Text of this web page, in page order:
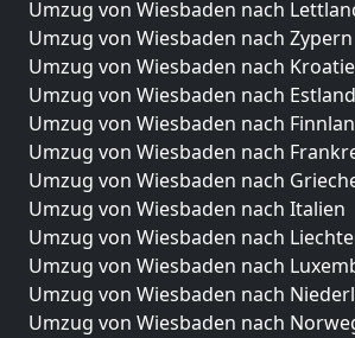
Umzug von Wiesbaden nach
Umzug von Wiesbaden nach Zypern
Umzug von Wiesbaden nach
Umzug von Wiesbaden nach Estland
Umzug von Wiesbaden nach
Umzug von Wiesbaden nach
Umzug von Wiesbaden nach
Umzug von Wiesbaden nach Italien
Umzug von Wiesbaden nach
Umzug von Wiesbaden nach
Umzug von Wiesbaden nach
Umzug von Wiesbaden nach